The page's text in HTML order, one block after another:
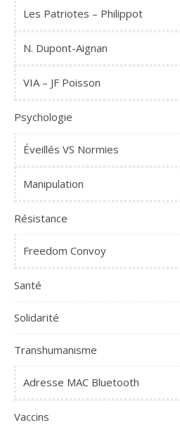
Les Patriotes – Philippot
N. Dupont-Aignan
VIA – JF Poisson
Psychologie
Éveillés VS Normies
Manipulation
Résistance
Freedom Convoy
Santé
Solidarité
Transhumanisme
Adresse MAC Bluetooth
Vaccins